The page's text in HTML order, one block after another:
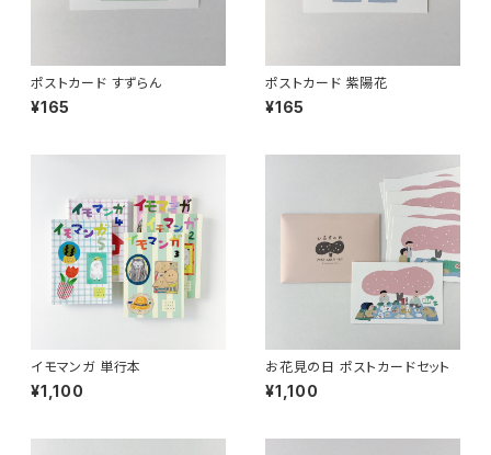
ポストカード すずらん
¥165
ポストカード 紫陽花
¥165
イモマンガ 単行本
¥1,100
お花見の日 ポストカードセット
¥1,100